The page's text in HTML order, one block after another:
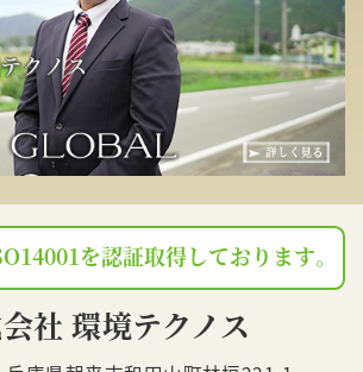
を認証取得しております。
社 環境テクノス